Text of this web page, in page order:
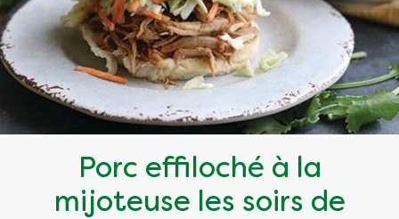
Recettes par Ingrédient
Recettes par Occasion
Recettes par Type de Plat
Porc effiloché à la
mijoteuse les soirs de